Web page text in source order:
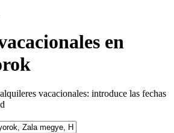
en
vacacionales: introduce las fechas